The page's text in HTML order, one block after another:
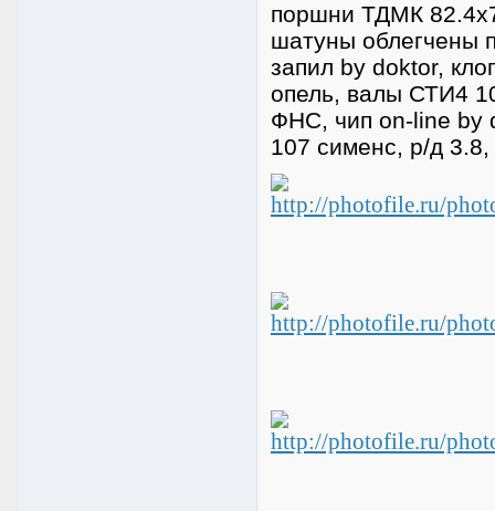
поршни ТДМК
шатуны облегчены
запил by doktor,
опель, валы СТИ4
ФНС, чип on-line by
107 сименс, р/д